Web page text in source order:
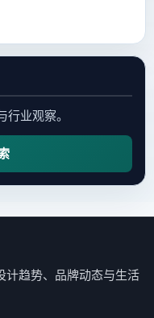
业观察。
计趋势、品牌动态与生活